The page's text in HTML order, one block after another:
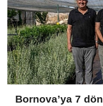
Bornova’ya 7